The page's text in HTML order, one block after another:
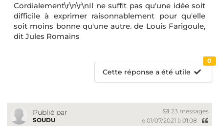
Cordialement\r\n\r\nIl ne suffit pas qu'une idée soit
difficile à exprimer raisonnablement pour qu'elle
soit moins bonne qu'une autre. de Louis Farigoule,
dit Jules Romains
Cette réponse a été utile
0
Publié par
SOUDU
23 messages
le 01/07/2021 à 01:08